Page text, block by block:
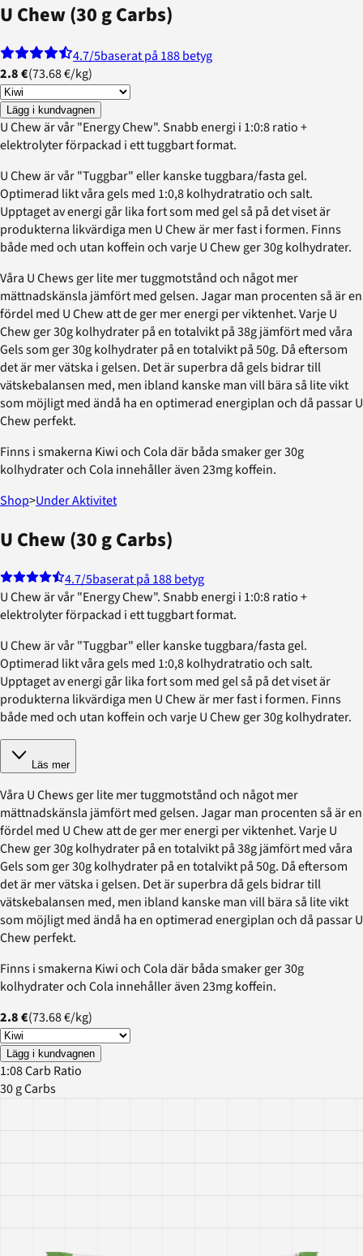
U Chew (30 g Carbs)
4.7/5baserat på 188 betyg
2.8 €(73.68 €/kg)
Lägg i kundvagnen
U Chew är vår "Energy Chew". Snabb energi i 1:0:8 ratio +
elektrolyter förpackad i ett tuggbart format.
U Chew är vår "Tuggbar" eller kanske tuggbara/fasta gel.
Optimerad likt våra gels med 1:0,8 kolhydratratio och salt.
Upptaget av energi går lika fort som med gel så på det viset är
produkterna likvärdiga men U Chew är mer fast i formen. Finns
både med och utan koffein och varje U Chew ger 30g kolhydrater.
Våra U Chews ger lite mer tuggmotstånd och något mer
mättnadskänsla jämfört med gelsen. Jagar man procenten så är en
fördel med U Chew att de ger mer energi per viktenhet. Varje U
Chew ger 30g kolhydrater på en totalvikt på 38g jämfört med våra
Gels som ger 30g kolhydrater på en totalvikt på 50g. Då eftersom
det är mer vätska i gelsen. Det är superbra då gels bidrar till
vätskebalansen med, men ibland kanske man vill bära så lite vikt
som möjligt med ändå ha en optimerad energiplan och då passar U
Chew perfekt.
Finns i smakerna Kiwi och Cola där båda smaker ger 30g
kolhydrater och Cola innehåller även 23mg koffein.
Shop>Under Aktivitet
U Chew (30 g Carbs)
4.7/5baserat på 188 betyg
U Chew är vår "Energy Chew". Snabb energi i 1:0:8 ratio +
elektrolyter förpackad i ett tuggbart format.
U Chew är vår "Tuggbar" eller kanske tuggbara/fasta gel.
Optimerad likt våra gels med 1:0,8 kolhydratratio och salt.
Upptaget av energi går lika fort som med gel så på det viset är
produkterna likvärdiga men U Chew är mer fast i formen. Finns
både med och utan koffein och varje U Chew ger 30g kolhydrater.
Läs mer
Våra U Chews ger lite mer tuggmotstånd och något mer
mättnadskänsla jämfört med gelsen. Jagar man procenten så är en
fördel med U Chew att de ger mer energi per viktenhet. Varje U
Chew ger 30g kolhydrater på en totalvikt på 38g jämfört med våra
Gels som ger 30g kolhydrater på en totalvikt på 50g. Då eftersom
det är mer vätska i gelsen. Det är superbra då gels bidrar till
vätskebalansen med, men ibland kanske man vill bära så lite vikt
som möjligt med ändå ha en optimerad energiplan och då passar U
Chew perfekt.
Finns i smakerna Kiwi och Cola där båda smaker ger 30g
kolhydrater och Cola innehåller även 23mg koffein.
2.8 €(73.68 €/kg)
Lägg i kundvagnen
1:08 Carb Ratio
30 g Carbs